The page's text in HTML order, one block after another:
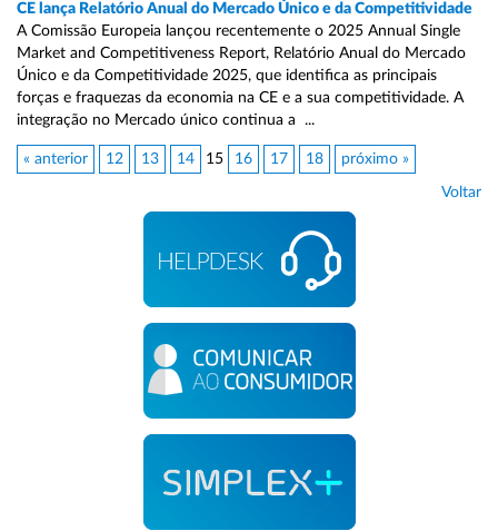
CE lança Relatório Anual do Mercado Único e da Competitividade
A Comissão Europeia lançou recentemente o 2025 Annual Single
Market and Competitiveness Report, Relatório Anual do Mercado
Único e da Competitividade 2025, que identifica as principais
forças e fraquezas da economia na CE e a sua competitividade. A
integração no Mercado único continua a ...
« anterior 12 13 14 15 16 17 18 próximo »
Voltar